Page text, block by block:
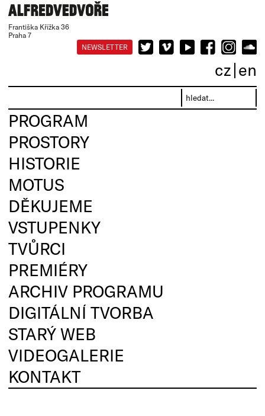
Františka Křížka 36
Praha 7
NEWSLETTER
cz en
PROGRAM
PROSTORY
HISTORIE
MOTUS
DĚKUJEME
VSTUPENKY
TVŮRCI
PREMIÉRY
ARCHIV PROGRAMU
DIGITÁLNÍ TVORBA
STARÝ WEB
VIDEOGALERIE
KONTAKT